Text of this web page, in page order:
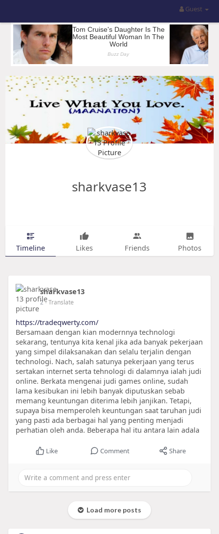
Guest
sharkvase13
Timeline Likes Friends Photos
sharkvase13
2- Translate
https://tradeqwerty.com/
Bersamaan dengan kian modernnya technologi
sekarang, tentunya kita kenal jika ada banyak pekerjaan
yang simpel dilaksanakan dan selalu terjalin dengan
technologi. Nach, salah satunya pekerjaan yang terus
sertakan internet serta tehnologi di dalamnya ialah judi
online. Berkata mengenai judi games online, sudah
lama kesibukan ini lebih banyak diputuskan sebab
memang keuntungan diterima lebih janjikan. Tetapi,
supaya bisa memperoleh keuntungan saat taruhan judi
yang pasti ada berbagai hal yang penting menjadi
perhatian oleh anda. Beberapa hal itu antara lain adala
Like Comment Share
Load more posts